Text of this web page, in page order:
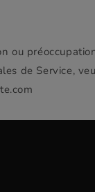
ou
de Service,